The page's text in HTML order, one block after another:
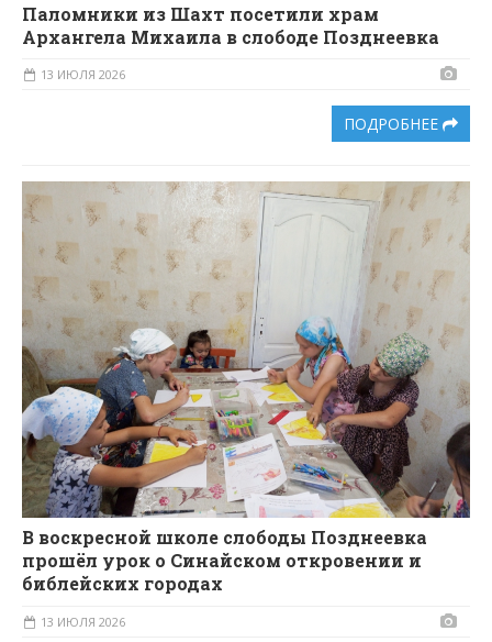
Паломники из Шахт посетили храм
Архангела Михаила в слободе Позднеевка
13 ИЮЛЯ 2026
ПОДРОБНЕЕ
В воскресной школе слободы Позднеевка
прошёл урок о Синайском откровении и
библейских городах
13 ИЮЛЯ 2026